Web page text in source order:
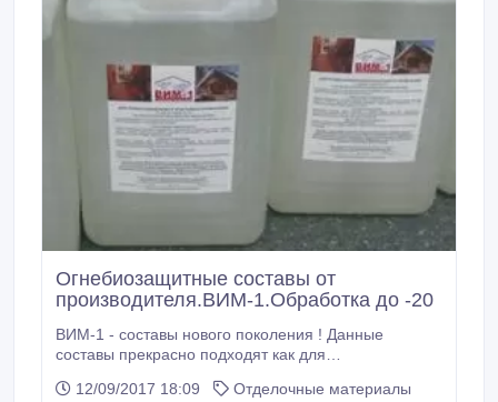
Огнебиозащитные составы от
производителя.ВИМ-1.Обработка до -20
ВИМ-1 - составы нового поколения ! Данные
составы прекрасно подходят как для
Комплексный антипирен-антисептик ВИМ-1
12/09/2017 18:09
Отделочные материалы